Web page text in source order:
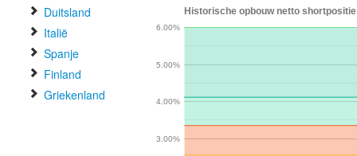
Duitsland
Italië
Spanje
Finland
Griekenland
Historische opbouw netto
3.00%
4.00%
5.00%
6.00%